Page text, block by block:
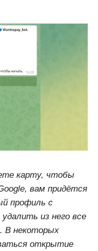
карту, чтобы
вам придётся
профиль с
из него все
В некоторых
открытие